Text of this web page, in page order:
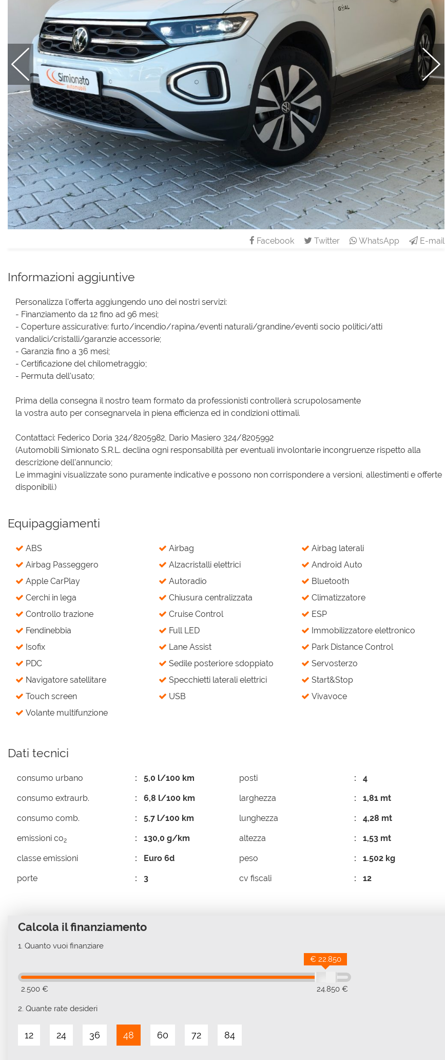
Facebook Twitter WhatsApp E-mail
Informazioni aggiuntive
Personalizza l'offerta aggiungendo uno dei nostri servizi:
- Finanziamento da 12 fino ad 96 mesi;
- Coperture assicurative: furto/incendio/rapina/eventi naturali/grandine/eventi socio politici/atti
vandalici/cristalli/garanzie accessorie;
- Garanzia fino a 36 mesi;
- Certificazione del chilometraggio;
- Permuta dell'usato;
Prima della consegna il nostro team formato da professionisti controllerà scrupolosamente
la vostra auto per consegnarvela in piena efficienza ed in condizioni ottimali.
Contattaci: Federico Doria 324/8205982, Dario Masiero 324/8205992
(Automobili Simionato S.R.L. declina ogni responsabilità per eventuali involontarie incongruenze rispetto alla
descrizione dell’annuncio;
Le immagini visualizzate sono puramente indicative e possono non corrispondere a versioni, allestimenti e offerte
disponibili.)
Equipaggiamenti
ABS Airbag
Airbag laterali
Airbag Passeggero
Alzacristalli elettrici
Android Auto
Apple CarPlay
Autoradio
Bluetooth
Cerchi in lega
Chiusura centralizzata
Climatizzatore
Controllo trazione
Cruise Control
ESP
Fendinebbia
Full LED
Immobilizzatore elettronico
Isofix
Lane Assist
Park Distance Control
PDC
Sedile posteriore sdoppiato
Servosterzo
Navigatore satellitare
Specchietti laterali elettrici
Start&Stop
Touch screen
USB
Vivavoce
Volante multifunzione
Dati tecnici
consumo urbano 5,0 l/100 km
consumo extraurb. 6,8 l/100 km
consumo comb. 5,7 l/100 km
emissioni co2 130,0 g/km
classe emissioni Euro 6d
porte 3
posti 4
larghezza 1,81 mt
lunghezza 4,28 mt
altezza 1,53 mt
peso 1.502 kg
cv fiscali 12
Calcola il finanziamento
1. Quanto vuoi finanziare
2.500 € 24.850 €
€ 22.850
2. Quante rate desideri
12 24 36 48 60 72 84